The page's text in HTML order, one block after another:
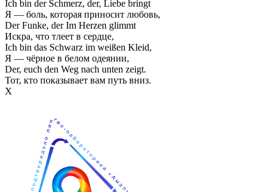
Ich bin der Schmerz, der, Liebe bringt
Я — боль, которая приносит любовь,
Der Funke, der Im Herzen glimmt
Искра, что тлеет в сердце,
Ich bin das Schwarz im weißen Kleid,
Я — чёрное в белом одеянии,
Der, euch den Weg nach unten zeigt.
Тот, кто показывает вам путь вниз.
Х